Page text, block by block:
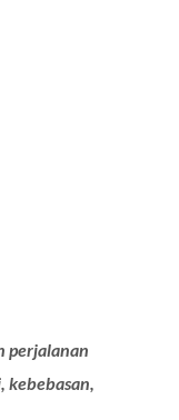
perjalanan
kebebasan,